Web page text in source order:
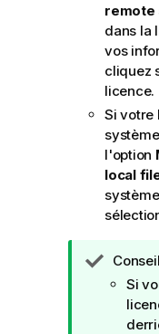
remote
dans la
vos
cliquez
licence.
Si votre
l'option
local
N
o Si